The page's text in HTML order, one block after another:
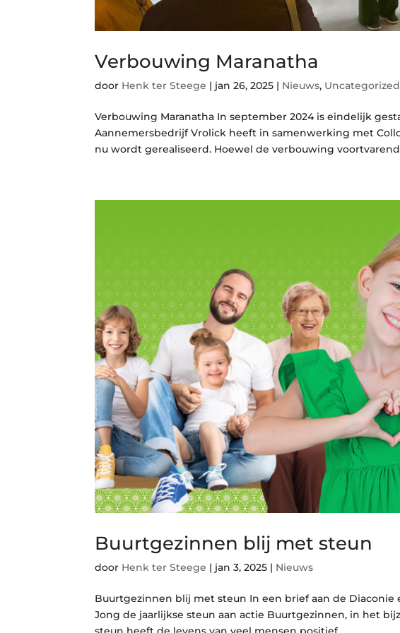
Verbouwing Maranatha
door Henk ter Steege | jan 26, 2025 | Nieuws, Uncategorized
Verbouwing Maranatha In september 2024 is eindelijk
Aannemersbedrijf Vrolick heeft in samenwerking met
nu wordt gerealiseerd. Hoewel de verbouwing
Buurtgezinnen blij met steun
door Henk ter Steege | jan 3, 2025 | Nieuws
Buurtgezinnen blij met steun In een brief aan de
Jong de jaarlijkse steun aan actie Buurtgezinnen, in het